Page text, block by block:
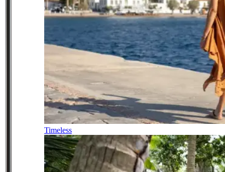
Timeless